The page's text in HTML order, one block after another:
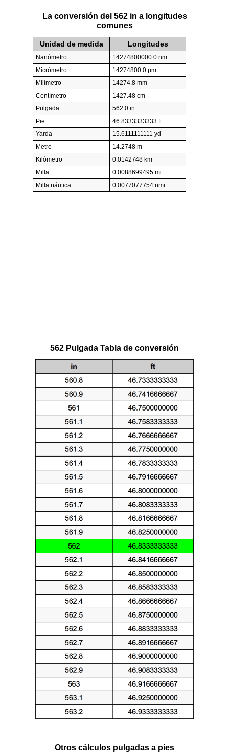
La conversión del 562 in a longitudes
comunes
Unidad de medida Longitudes
Nanómetro
14274800000.0 nm
Micrómetro
14274800.0 µm
Milímetro
14274.8 mm
Centímetro
1427.48 cm
Pulgada
562.0 in
Pie
46.8333333333 ft
Yarda
15.6111111111 yd
Metro
14.2748 m
Kilómetro
0.0142748 km
Milla
0.0088699495 mi
Milla náutica
0.0077077754 nmi
562 Pulgada Tabla de conversión
Otros cálculos pulgadas a pies